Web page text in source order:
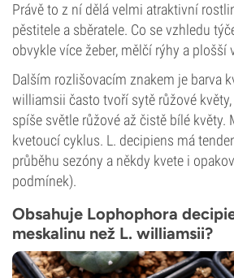
Právě to z ní dělá velmi atraktivní
pěstitele a sběratele. Co se vzhledu
obvykle více žeber, mělčí rýhy a plošší
Dalším rozlišovacím znakem je barva
williamsii často tvoří sytě růžové
spíše světle růžové až čistě bílé květy.
kvetoucí cyklus. L. decipiens má
průběhu sezóny a někdy kvete i
podmínek).
Obsahuje Lophophora
meskalinu než L. williamsii?